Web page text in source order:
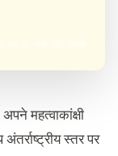
महत्वाकांक्षी
स्तर पर